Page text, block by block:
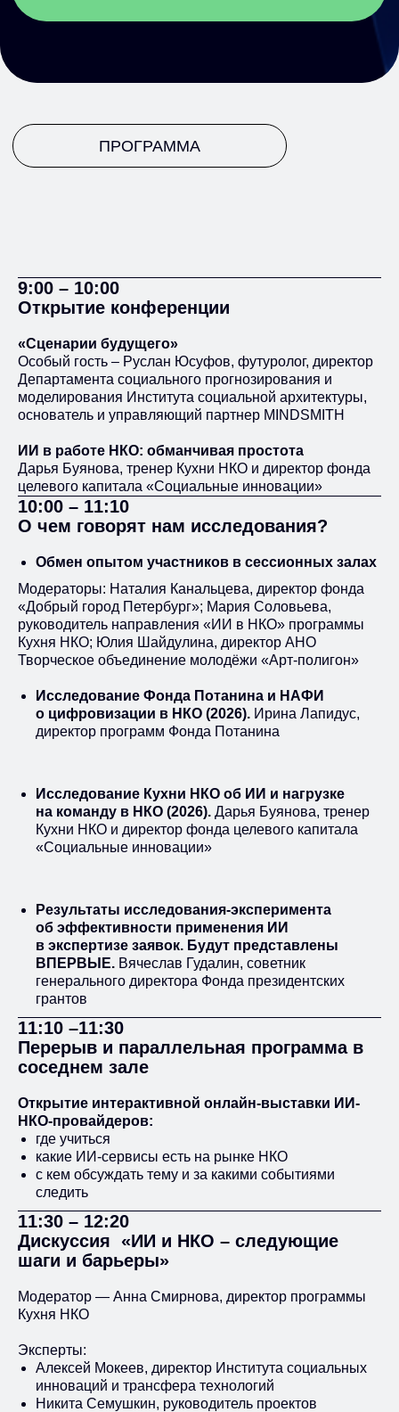
9:00 – 10:00
Открытие конференции
«Сценарии будущего»
Особый гость – Руслан Юсуфов, футуролог, директор
Департамента социального прогнозирования и
моделирования Института социальной архитектуры,
основатель и управляющий партнер MINDSMITH
ИИ в работе НКО: обманчивая простота
Дарья Буянова, тренер Кухни НКО и директор фонда
целевого капитала «Социальные инновации»
10:00 – 11:10
О чем говорят нам исследования?
Обмен опытом участников в сессионных залах
Модераторы: Наталия Канальцева, директор фонда
«Добрый город Петербург»; Мария Соловьева,
руководитель направления «ИИ в НКО» программы
Кухня НКО; Юлия Шайдулина, директор АНО
Творческое объединение молодёжи «Арт-полигон»
Исследование Фонда Потанина и НАФИ
о цифровизации в НКО (2026). Ирина Лапидус,
директор программ Фонда Потанина
Исследование Кухни НКО об ИИ и нагрузке
на команду в НКО (2026). Дарья Буянова, тренер
Кухни НКО и директор фонда целевого капитала
«Социальные инновации»
Результаты исследования-эксперимента
об эффективности применения ИИ
в экспертизе заявок. Будут представлены
ВПЕРВЫЕ. Вячеслав Гудалин, советник
генерального директора Фонда президентских
грантов
11:10 –11:30
Перерыв и параллельная программа в
соседнем зале
Открытие интерактивной онлайн-выставки ИИ-
НКО-провайдеров:
где учиться
какие ИИ-сервисы есть на рынке НКО
с кем обсуждать тему и за какими событиями
следить
11:30 – 12:20
Дискуссия «ИИ и НКО – следующие
шаги и барьеры»
Модератор — Анна Смирнова, директор программы
Кухня НКО
Эксперты:
Алексей Мокеев, директор Института социальных
инноваций и трансфера технологий
Никита Семушкин, руководитель проектов
ИИ-политика
Как договориться в команде про
использование ИИ на разных
уровнях. Как разрабатывалась ИИ-
политика для грантовых конкурсов
фонда. Как внедрялась в работу
Цепочки промптов
Мария Соловьева, руководитель
направления «ИИ в НКО»
программы Кухня НКО
Как комбинировать нейросети и
создавать цепочки промптов для
решения прикладных задач
ИИ-инструменты
Ольга Гольдман, директор
Службы «Ясное утро»
Анна Смирнова, директор
программы Кухня НКО
Как создавали и внедряли в работу
НКО ИИ-агента (автономную
сущность на базе ИИ, которая
позволила автоматизировать